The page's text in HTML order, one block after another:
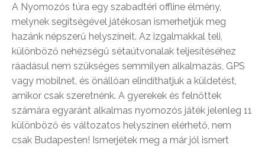
A Nyomozós túra egy szabadtéri offline élmény,
melynek segítségével játékosan ismerhetjük meg
hazánk népszerű helyszíneit. Az izgalmakkal teli,
különböző nehézségű sétaútvonalak teljesítéséhez
ráadásul nem szükséges semmilyen alkalmazás, GPS
vagy mobilnet, és önállóan elindíthatjuk a küldetést,
amikor csak szeretnénk. A gyerekek és felnőttek
számára egyaránt alkalmas nyomozós játék jelenleg 11
különböző és változatos helyszínen elérhető, nem
csak Budapesten! Ismerjétek meg a már jól ismert